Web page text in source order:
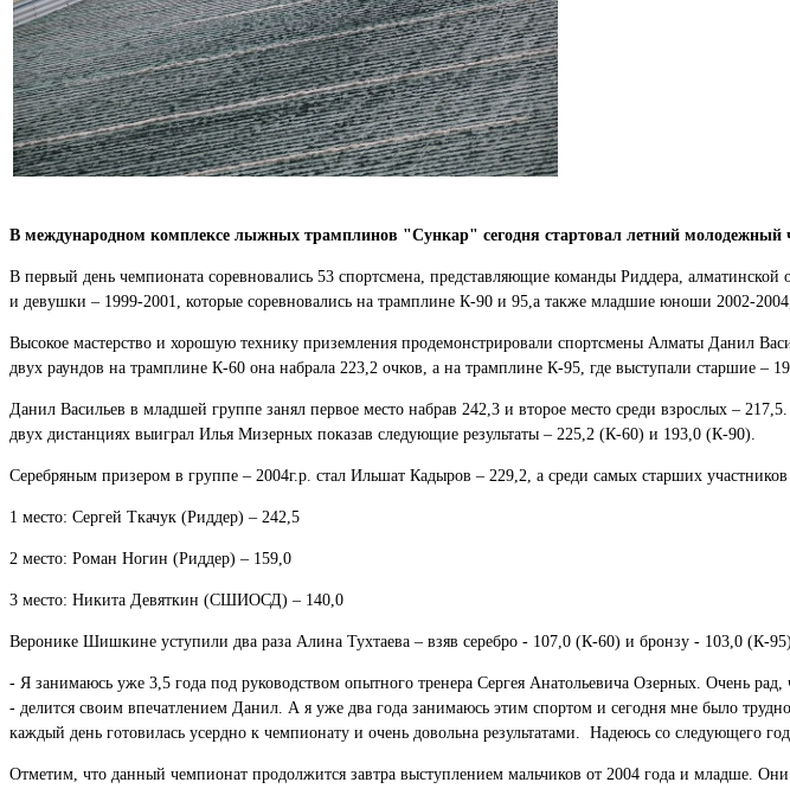
В международном комплексе лыжных трамплинов "Сункар" сегодня стартовал летний
В первый день чемпионата соревновались 53 спортсмена, представляющие команды Риддера,
и девушки – 1999-2001, которые соревновались на трамплине К-90 и 95,а также младшие юноши 2002-
Высокое мастерство и хорошую технику приземления продемонстрировали спортсмены Алматы Данил
двух раундов на трамплине К-60 она набрала 223,2 очков, а на трамплине К-95, где выступали старшие –
Данил Васильев в младшей группе занял первое место набрав 242,3 и второе место среди взрослых –
двух дистанциях выиграл Илья Мизерных показав следующие результаты – 225,2 (К-60) и 193,0 (К-90).
Серебряным призером в группе – 2004г.р. стал Ильшат Кадыров – 229,2, а среди самых старших
1 место: Сергей Ткачук (Риддер) – 242,5
2 место: Роман Ногин (Риддер) – 159,0
3 место: Никита Девяткин (СШИОСД) – 140,0
Веронике Шишкине уступили два раза Алина Тухтаева – взяв серебро - 107,0 (К-60) и бронзу - 103,0 (К-
- Я занимаюсь уже 3,5 года под руководством опытного тренера Сергея Анатольевича Озерных. Очень
- делится своим впечатлением Данил. А я уже два года занимаюсь этим спортом и сегодня мне было
каждый день готовилась усердно к чемпионату и очень довольна результатами. Надеюсь со следующего
Отметим, что данный чемпионат продолжится завтра выступлением мальчиков от 2004 года и младше.